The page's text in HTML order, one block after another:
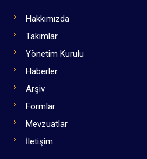
Hakkımızda
Takımlar
Yönetim Kurulu
Haberler
Arşiv
Formlar
Mevzuatlar
İletişim